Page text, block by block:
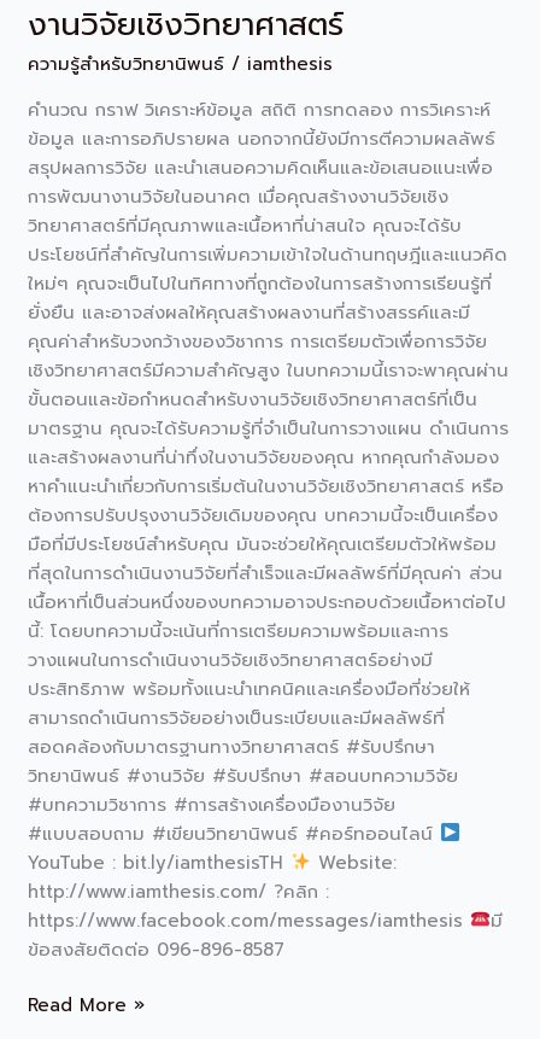
งานวิจัยเชิงวิทยาศาสตร์
ความรู้สำหรับวิทยานิพนธ์ / iamthesis
คำนวณ กราฟ วิเคราะห์ข้อมูล สถิติ การทดลอง การวิเคราะห์
ข้อมูล และการอภิปรายผล นอกจากนี้ยังมีการตีความผลลัพธ์
สรุปผลการวิจัย และนำเสนอความคิดเห็นและข้อเสนอแนะเพื่อ
การพัฒนางานวิจัยในอนาคต เมื่อคุณสร้างงานวิจัยเชิง
วิทยาศาสตร์ที่มีคุณภาพและเนื้อหาที่น่าสนใจ คุณจะได้รับ
ประโยชน์ที่สำคัญในการเพิ่มความเข้าใจในด้านทฤษฎีและแนวคิด
ใหม่ๆ คุณจะเป็นไปในทิศทางที่ถูกต้องในการสร้างการเรียนรู้ที่
ยั่งยืน และอาจส่งผลให้คุณสร้างผลงานที่สร้างสรรค์และมี
คุณค่าสำหรับวงกว้างของวิชาการ การเตรียมตัวเพื่อการวิจัย
เชิงวิทยาศาสตร์มีความสำคัญสูง ในบทความนี้เราจะพาคุณผ่าน
ขั้นตอนและข้อกำหนดสำหรับงานวิจัยเชิงวิทยาศาสตร์ที่เป็น
มาตรฐาน คุณจะได้รับความรู้ที่จำเป็นในการวางแผน ดำเนินการ
และสร้างผลงานที่น่าทึ่งในงานวิจัยของคุณ หากคุณกำลังมอง
หาคำแนะนำเกี่ยวกับการเริ่มต้นในงานวิจัยเชิงวิทยาศาสตร์ หรือ
ต้องการปรับปรุงงานวิจัยเดิมของคุณ บทความนี้จะเป็นเครื่อง
มือที่มีประโยชน์สำหรับคุณ มันจะช่วยให้คุณเตรียมตัวให้พร้อม
ที่สุดในการดำเนินงานวิจัยที่สำเร็จและมีผลลัพธ์ที่มีคุณค่า ส่วน
เนื้อหาที่เป็นส่วนหนึ่งของบทความอาจประกอบด้วยเนื้อหาต่อไป
นี้: โดยบทความนี้จะเน้นที่การเตรียมความพร้อมและการ
วางแผนในการดำเนินงานวิจัยเชิงวิทยาศาสตร์อย่างมี
ประสิทธิภาพ พร้อมทั้งแนะนำเทคนิคและเครื่องมือที่ช่วยให้
สามารถดำเนินการวิจัยอย่างเป็นระเบียบและมีผลลัพธ์ที่
สอดคล้องกับมาตรฐานทางวิทยาศาสตร์ #รับปรึกษา
วิทยานิพนธ์ #งานวิจัย #รับปรึกษา #สอนบทความวิจัย
#บทความวิชาการ #การสร้างเครื่องมืองานวิจัย
#แบบสอบถาม #เขียนวิทยานิพนธ์ #คอร์ทออนไลน์
YouTube : bit.ly/iamthesisTH
Website:
http://www.iamthesis.com/ ?คลิก :
https://www.facebook.com/messages/iamthesis
มี
ข้อสงสัยติดต่อ 096-896-8587
งาน
เชิง
วิทยาศาสตร์
Read More »